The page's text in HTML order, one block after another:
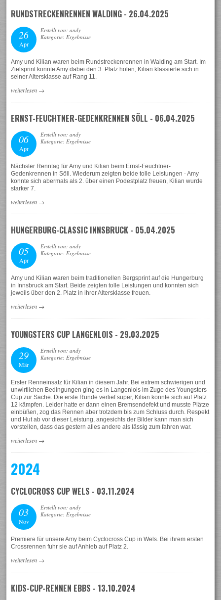
RUNDSTRECKENRENNEN WALDING - 26.04.2025
26
Apr
Erstellt von: andy
Kategorie: Ergebnisse
Amy und Kilian waren beim Rundstreckenrennen in Walding am Start. Im
Zielsprint konnte Amy dabei den 3. Platz holen, Kilian klassierte sich in
seiner Altersklasse auf Rang 11.
weiterlesen →
ERNST-FEUCHTNER-GEDENKRENNEN SÖLL - 06.04.2025
06
Apr
Erstellt von: andy
Kategorie: Ergebnisse
Nächster Renntag für Amy und Kilian beim Ernst-Feuchtner-
Gedenkrennen in Söll. Wiederum zeigten beide tolle Leistungen - Amy
konnte sich abermals als 2. über einen Podestplatz freuen, Kilian wurde
starker 7.
weiterlesen →
HUNGERBURG-CLASSIC INNSBRUCK - 05.04.2025
05
Apr
Erstellt von: andy
Kategorie: Ergebnisse
Amy und Kilian waren beim traditionellen Bergsprint auf die Hungerburg
in Innsbruck am Start. Beide zeigten tolle Leistungen und konnten sich
jeweils über den 2. Platz in ihrer Altersklasse freuen.
weiterlesen →
YOUNGSTERS CUP LANGENLOIS - 29.03.2025
29
Mär
Erstellt von: andy
Kategorie: Ergebnisse
Erster Renneinsatz für Kilian in diesem Jahr. Bei extrem schwierigen und
unwirtlichen Bedingungen ging es in Langenlois im Zuge des Youngsters
Cup zur Sache. Die erste Runde verlief super, Kilian konnte sich auf Platz
12 kämpfen. Leider hatte er dann einen Bremsendefekt und musste Plätze
einbüßen, zog das Rennen aber trotzdem bis zum Schluss durch. Respekt
und Hut ab vor dieser Leistung, angesichts der Bilder kann man sich
vorstellen, dass das gestern alles andere als lässig zum fahren war.
weiterlesen →
2024
CYCLOCROSS CUP WELS - 03.11.2024
03
Nov
Erstellt von: andy
Kategorie: Ergebnisse
Premiere für unsere Amy beim Cyclocross Cup in Wels. Bei ihrem ersten
Crossrennen fuhr sie auf Anhieb auf Platz 2.
weiterlesen →
KIDS-CUP-RENNEN EBBS - 13.10.2024